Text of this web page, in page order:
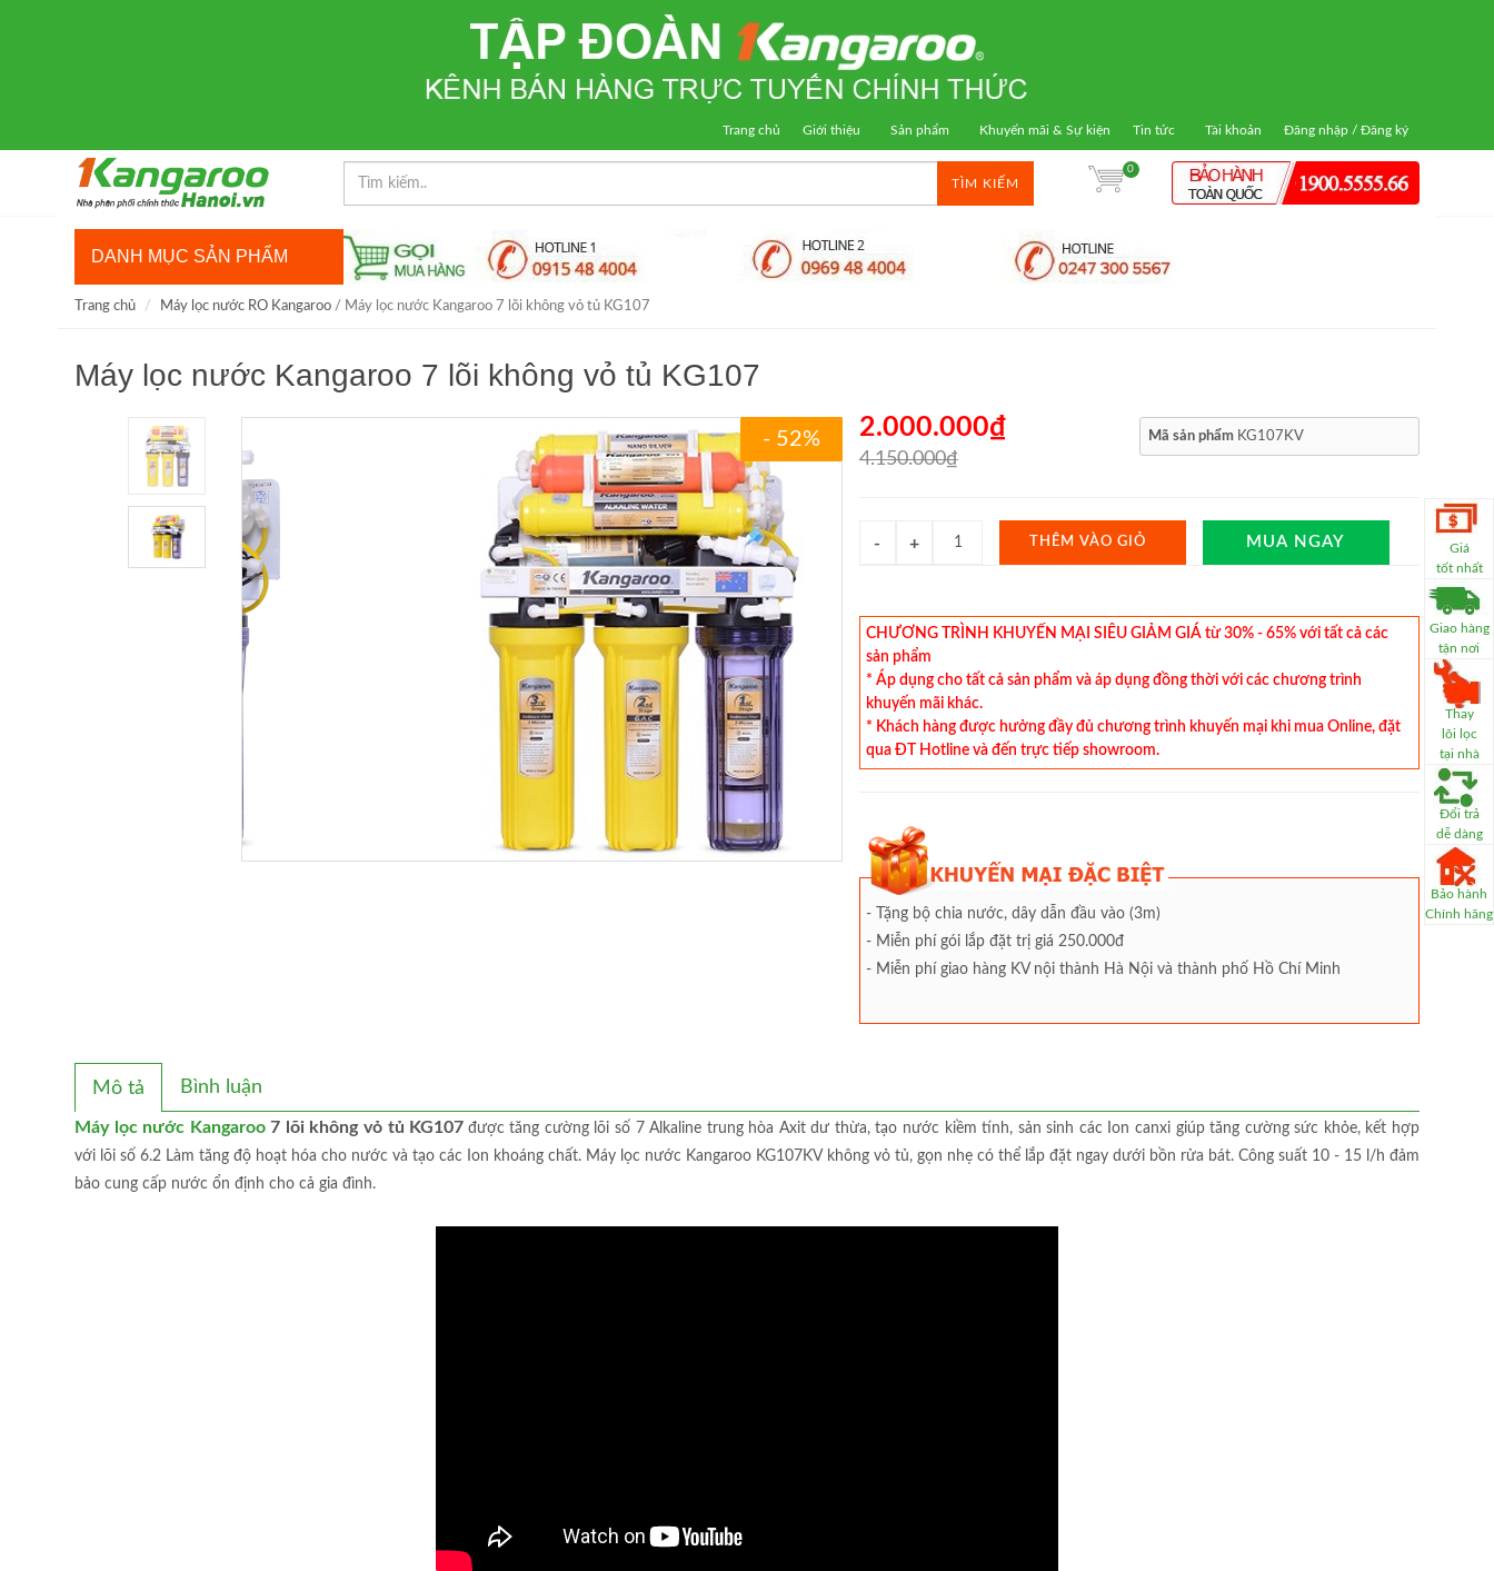
Giá
tốt nhất
Giao hàng
tận nơi
Thay
lõi lọc
tại nhà
Đổi trả
dễ dàng
Bảo hành
Chính hãng
Trang chủ Giới thiệu Sản phẩm Khuyến mãi & Sự kiện Tin tức Tài khoản Đăng nhập / Đăng ký
TÌM KIẾM
0
DANH MỤC SẢN PHẨM
Trang chủ Máy lọc nước RO Kangaroo / Máy lọc nước Kangaroo 7 lõi không vỏ tủ KG107
Máy lọc nước Kangaroo 7 lõi không vỏ tủ KG107
- 52% 2.000.000₫
4.150.000₫
Mã sản phẩm KG107KV
THÊM VÀO GIỎ MUA NGAY
CHƯƠNG TRÌNH KHUYẾN MẠI SIÊU GIẢM GIÁ từ 30% - 65% với tất cả các
sản phẩm
* Áp dụng cho tất cả sản phẩm và áp dụng đồng thời với các chương trình
khuyến mãi khác.
* Khách hàng được hưởng đầy đủ chương trình khuyến mại khi mua Online, đặt
qua ĐT Hotline và đến trực tiếp showroom.
- Tặng bộ chia nước, dây dẫn đầu vào (3m)
- Miễn phí gói lắp đặt trị giá 250.000đ
- Miễn phí giao hàng KV nội thành Hà Nội và thành phố Hồ Chí Minh
Mô tả Bình luận
Máy lọc nước Kangaroo7 lõi không vỏ tủ KG107 được tăng cường lõi số 7 Alkaline trung hòa Axit dư thừa, tạo nước kiềm tính, sản sinh các Ion canxi giúp tăng cường sức khỏe, kết hợp
với lõi số 6.2 Làm tăng độ hoạt hóa cho nước và tạo các Ion khoáng chất. Máy lọc nước Kangaroo KG107KV không vỏ tủ, gọn nhẹ có thể lắp đặt ngay dưới bồn rửa bát. Công suất 10 - 15 l/h đảm
bảo cung cấp nước ổn định cho cả gia đình.